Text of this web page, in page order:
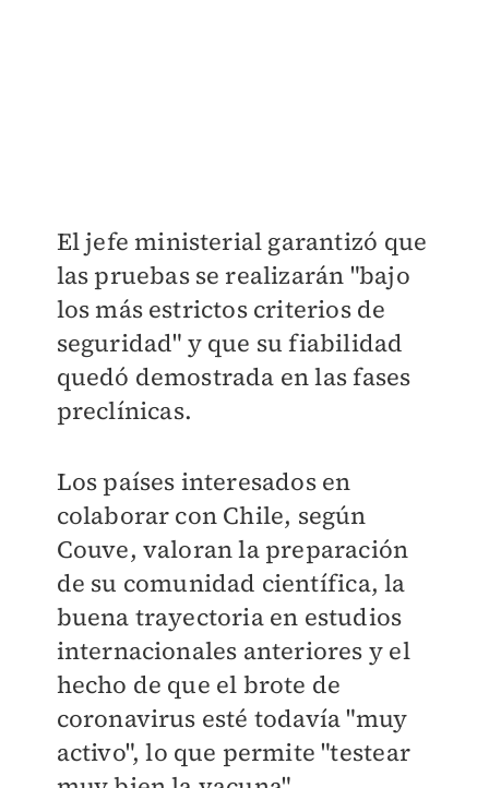
El jefe ministerial garantizó que
las pruebas se realizarán "bajo
los más estrictos criterios de
seguridad" y que su fiabilidad
quedó demostrada en las fases
preclínicas.
Los países interesados en
colaborar con Chile, según
Couve, valoran la preparación
de su comunidad científica, la
buena trayectoria en estudios
internacionales anteriores y el
hecho de que el brote de
coronavirus esté todavía "muy
activo", lo que permite "testear